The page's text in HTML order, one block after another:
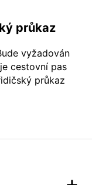
průkaz
vyžadován
cestovní pas
průkaz